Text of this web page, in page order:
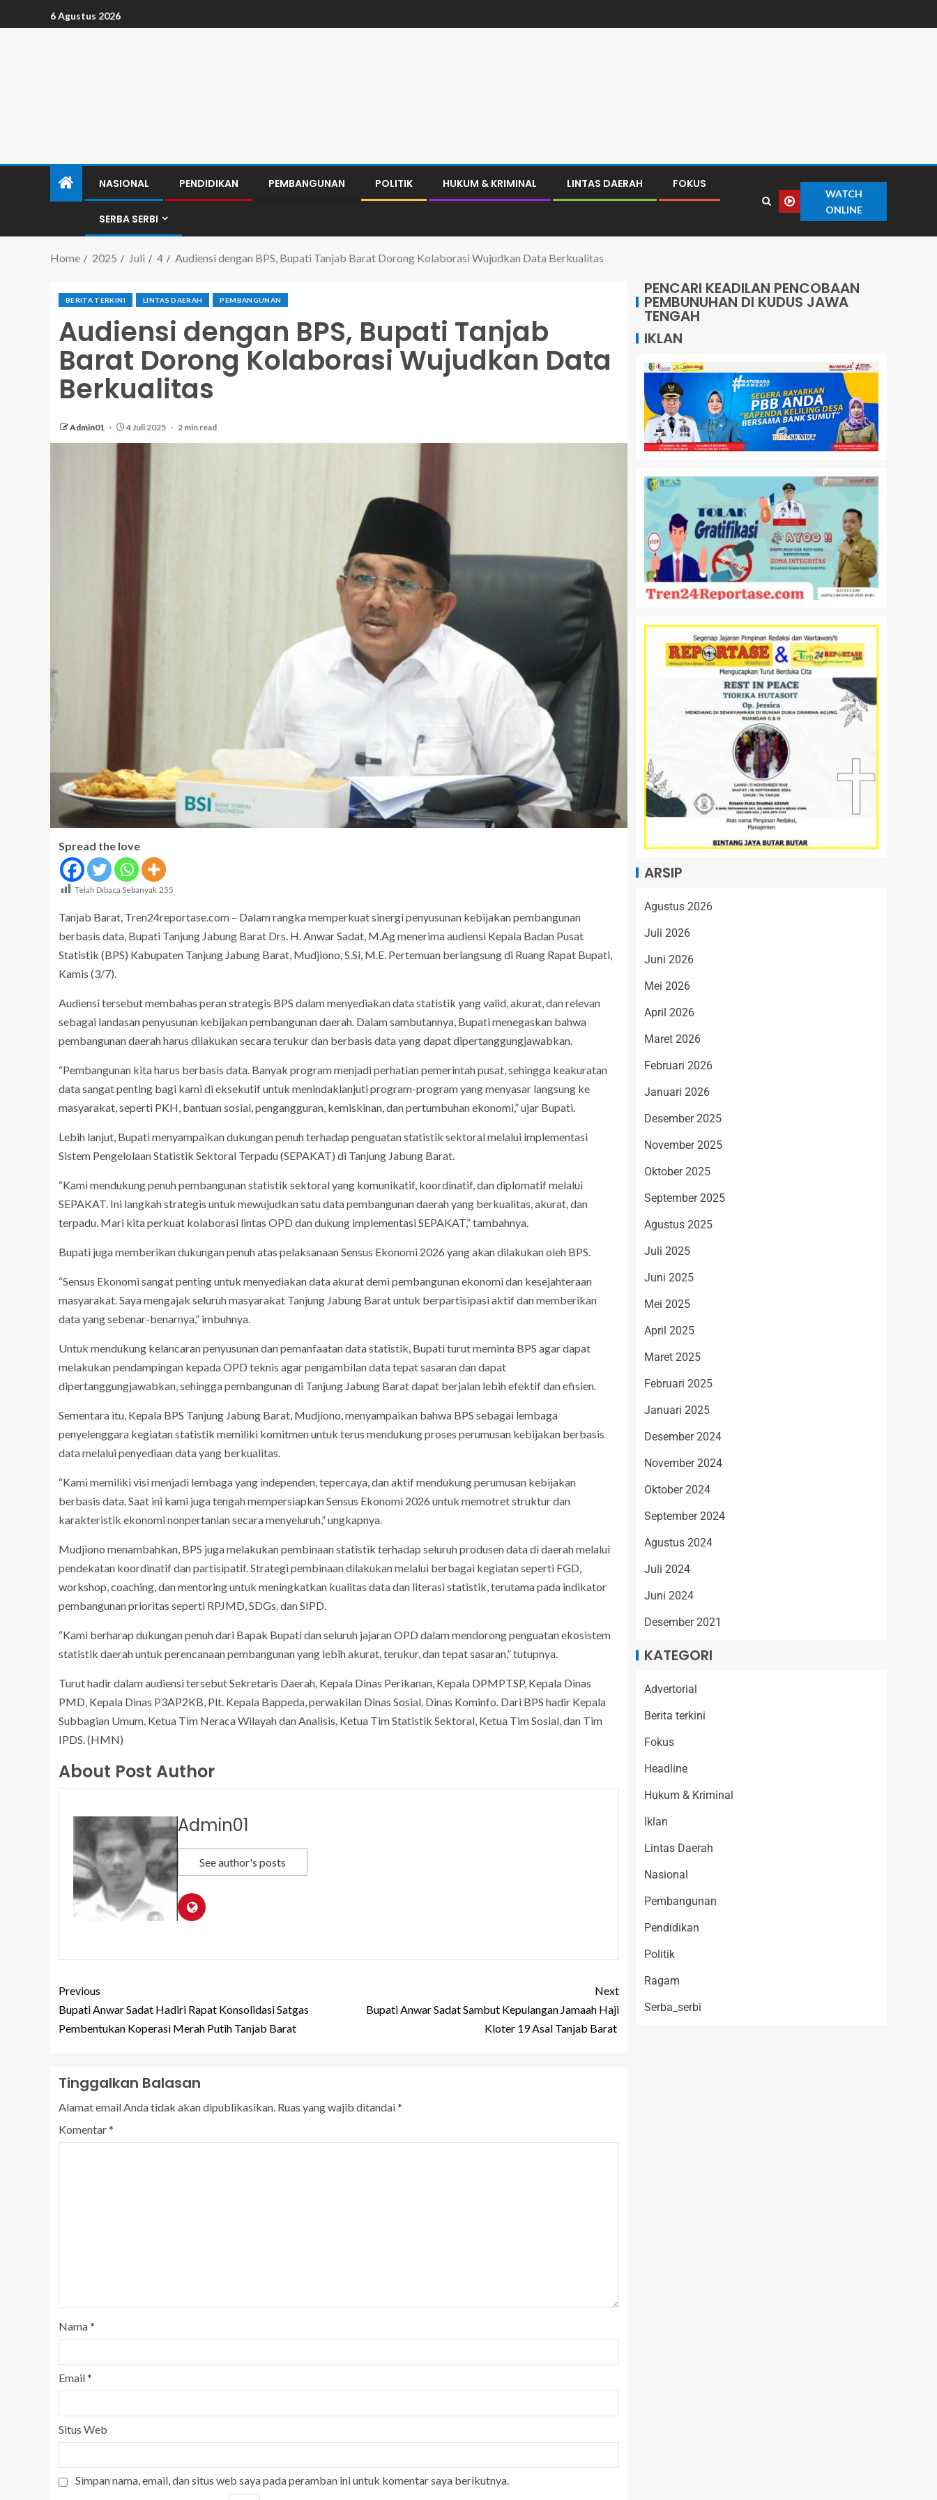
6 Agustus 2026
NASIONAL PENDIDIKAN PEMBANGUNAN POLITIK HUKUM & KRIMINAL LINTAS DAERAH FOKUS
SERBA SERBI
WATCH
ONLINE
Home 2025 Juli 4 Audiensi dengan BPS, Bupati Tanjab Barat Dorong Kolaborasi Wujudkan Data Berkualitas
BERITA TERKINI LINTAS DAERAH PEMBANGUNAN
Audiensi dengan BPS, Bupati Tanjab
Barat Dorong Kolaborasi Wujudkan Data
Berkualitas
Admin01 4 Juli 2025 2 min read
Spread the love
Telah Dibaca Sebanyak 255
Tanjab Barat, Tren24reportase.com – Dalam rangka memperkuat sinergi penyusunan kebijakan pembangunan
berbasis data, Bupati Tanjung Jabung Barat Drs. H. Anwar Sadat, M.Ag menerima audiensi Kepala Badan Pusat
Statistik (BPS) Kabupaten Tanjung Jabung Barat, Mudjiono, S.Si, M.E. Pertemuan berlangsung di Ruang Rapat Bupati,
Kamis (3/7).
Audiensi tersebut membahas peran strategis BPS dalam menyediakan data statistik yang valid, akurat, dan relevan
sebagai landasan penyusunan kebijakan pembangunan daerah. Dalam sambutannya, Bupati menegaskan bahwa
pembangunan daerah harus dilakukan secara terukur dan berbasis data yang dapat dipertanggungjawabkan.
“Pembangunan kita harus berbasis data. Banyak program menjadi perhatian pemerintah pusat, sehingga keakuratan
data sangat penting bagi kami di eksekutif untuk menindaklanjuti program-program yang menyasar langsung ke
masyarakat, seperti PKH, bantuan sosial, pengangguran, kemiskinan, dan pertumbuhan ekonomi,” ujar Bupati.
Lebih lanjut, Bupati menyampaikan dukungan penuh terhadap penguatan statistik sektoral melalui implementasi
Sistem Pengelolaan Statistik Sektoral Terpadu (SEPAKAT) di Tanjung Jabung Barat.
“Kami mendukung penuh pembangunan statistik sektoral yang komunikatif, koordinatif, dan diplomatif melalui
SEPAKAT. Ini langkah strategis untuk mewujudkan satu data pembangunan daerah yang berkualitas, akurat, dan
terpadu. Mari kita perkuat kolaborasi lintas OPD dan dukung implementasi SEPAKAT,” tambahnya.
Bupati juga memberikan dukungan penuh atas pelaksanaan Sensus Ekonomi 2026 yang akan dilakukan oleh BPS.
“Sensus Ekonomi sangat penting untuk menyediakan data akurat demi pembangunan ekonomi dan kesejahteraan
masyarakat. Saya mengajak seluruh masyarakat Tanjung Jabung Barat untuk berpartisipasi aktif dan memberikan
data yang sebenar-benarnya,” imbuhnya.
Untuk mendukung kelancaran penyusunan dan pemanfaatan data statistik, Bupati turut meminta BPS agar dapat
melakukan pendampingan kepada OPD teknis agar pengambilan data tepat sasaran dan dapat
dipertanggungjawabkan, sehingga pembangunan di Tanjung Jabung Barat dapat berjalan lebih efektif dan efisien.
Sementara itu, Kepala BPS Tanjung Jabung Barat, Mudjiono, menyampaikan bahwa BPS sebagai lembaga
penyelenggara kegiatan statistik memiliki komitmen untuk terus mendukung proses perumusan kebijakan berbasis
data melalui penyediaan data yang berkualitas.
“Kami memiliki visi menjadi lembaga yang independen, tepercaya, dan aktif mendukung perumusan kebijakan
berbasis data. Saat ini kami juga tengah mempersiapkan Sensus Ekonomi 2026 untuk memotret struktur dan
karakteristik ekonomi nonpertanian secara menyeluruh,” ungkapnya.
Mudjiono menambahkan, BPS juga melakukan pembinaan statistik terhadap seluruh produsen data di daerah melalui
pendekatan koordinatif dan partisipatif. Strategi pembinaan dilakukan melalui berbagai kegiatan seperti FGD,
workshop, coaching, dan mentoring untuk meningkatkan kualitas data dan literasi statistik, terutama pada indikator
pembangunan prioritas seperti RPJMD, SDGs, dan SIPD.
“Kami berharap dukungan penuh dari Bapak Bupati dan seluruh jajaran OPD dalam mendorong penguatan ekosistem
statistik daerah untuk perencanaan pembangunan yang lebih akurat, terukur, dan tepat sasaran,” tutupnya.
Turut hadir dalam audiensi tersebut Sekretaris Daerah, Kepala Dinas Perikanan, Kepala DPMPTSP, Kepala Dinas
PMD, Kepala Dinas P3AP2KB, Plt. Kepala Bappeda, perwakilan Dinas Sosial, Dinas Kominfo. Dari BPS hadir Kepala
Subbagian Umum, Ketua Tim Neraca Wilayah dan Analisis, Ketua Tim Statistik Sektoral, Ketua Tim Sosial, dan Tim
IPDS. (HMN)
About Post Author
Admin01
See author's posts
Previous
Bupati Anwar Sadat Hadiri Rapat Konsolidasi Satgas
Pembentukan Koperasi Merah Putih Tanjab Barat
Next
Bupati Anwar Sadat Sambut Kepulangan Jamaah Haji
Kloter 19 Asal Tanjab Barat
Tinggalkan Balasan
Alamat email Anda tidak akan dipublikasikan. Ruas yang wajib ditandai*
Komentar*
Nama*
Email*
Situs Web
Simpan nama, email, dan situs web saya pada peramban ini untuk komentar saya berikutnya.
PENCARI KEADILAN PENCOBAAN
PEMBUNUHAN DI KUDUS JAWA
TENGAH
IKLAN
ARSIP
Agustus 2026
Juli 2026
Juni 2026
Mei 2026
April 2026
Maret 2026
Februari 2026
Januari 2026
Desember 2025
November 2025
Oktober 2025
September 2025
Agustus 2025
Juli 2025
Juni 2025
Mei 2025
April 2025
Maret 2025
Februari 2025
Januari 2025
Desember 2024
November 2024
Oktober 2024
September 2024
Agustus 2024
Juli 2024
Juni 2024
Desember 2021
KATEGORI
Advertorial
Berita terkini
Fokus
Headline
Hukum & Kriminal
Iklan
Lintas Daerah
Nasional
Pembangunan
Pendidikan
Politik
Ragam
Serba_serbi